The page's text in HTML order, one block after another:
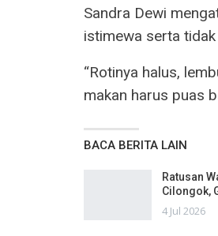
Sandra Dewi
istimewa serta
“Rotinya halus,
makan harus puas
BACA BERITA LAIN
Ratusan
Cilongok,
4 Jul 2026